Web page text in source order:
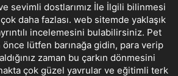
sevimli dostlarımız İle İlgili bilinmesi
daha fazlası. web sitemde yaklaşık
incelemesini bulabilirsiniz. Pet
lütfen barınağa gidin, para verip
zaman bu çarkın dönmesini
çok güzel yavrular ve eğitimli terk